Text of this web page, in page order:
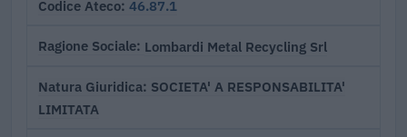
Codice Ateco 46.87.1
Ragione Sociale Lombardi Metal Recycling Srl
Natura Giuridica SOCIETA' A RESPONSABILITA'
LIMITATA